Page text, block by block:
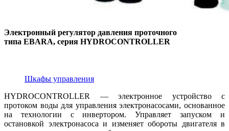
Электронный регулятор давления проточного
типа EBARA, серия HYDROCONTROLLER
Шкафы управления
HYDROCONTROLLER — электронное устройство с
протоком воды для управления электронасосами, основанное
на технологии с инвертором. Управляет запуском и
остановкой электронасоса и изменяет обороты двигателя в